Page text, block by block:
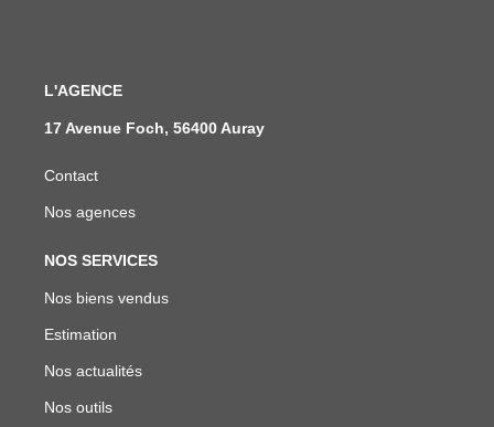
L'AGENCE
17 Avenue Foch, 56400 Auray
Contact
Nos agences
NOS SERVICES
Nos biens vendus
Estimation
Nos actualités
Nos outils